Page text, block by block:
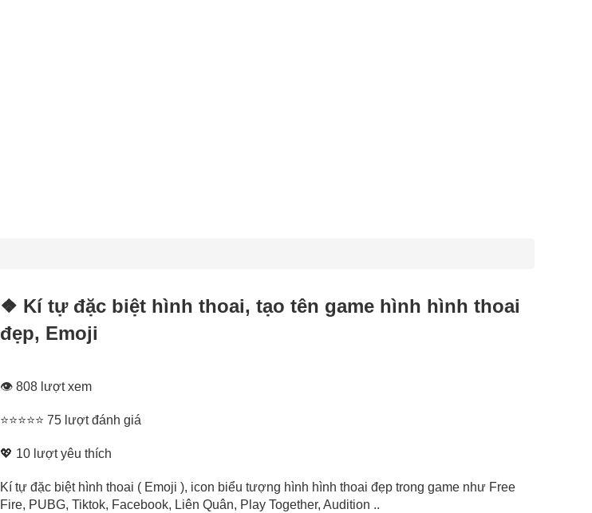
❖ Kí tự đặc biệt hình thoai, tạo tên game hình hình thoai
đẹp, Emoji
👁 808 lượt xem
⭐⭐⭐⭐⭐ 75 lượt đánh giá
💖 10 lượt yêu thích
Kí tự đặc biệt hình thoai ( Emoji ), icon biểu tượng hình hình thoai đẹp trong game như Free
Fire, PUBG, Tiktok, Facebook, Liên Quân, Play Together, Audition ..